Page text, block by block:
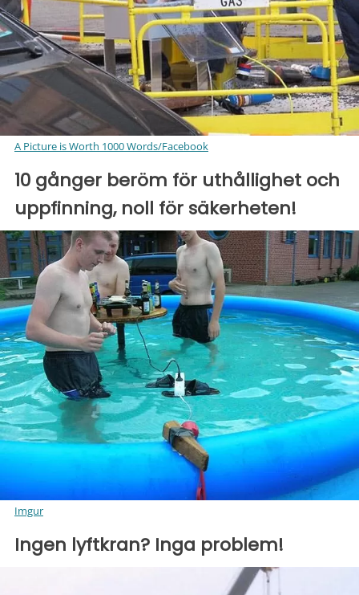
A Picture is Worth 1000 Words/Facebook
10 gånger beröm för uthållighet och
uppfinning, noll för säkerheten!
Imgur
Ingen lyftkran? Inga problem!